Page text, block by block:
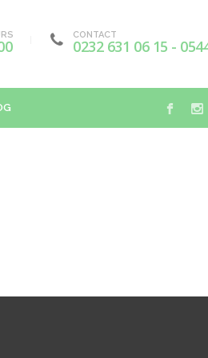
CONTACT
0232 631 06 15 -